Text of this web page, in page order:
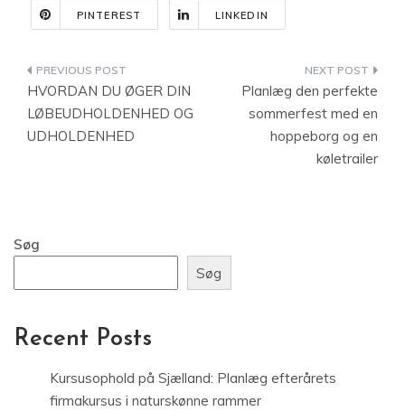
PINTEREST LINKEDIN
Indlægsnavigation
HVORDAN DU ØGER DIN
LØBEUDHOLDENHED OG
UDHOLDENHED
Planlæg den perfekte
sommerfest med en
hoppeborg og en
køletrailer
Søg
Søg
Recent Posts
Kursusophold på Sjælland: Planlæg efterårets
firmakursus i naturskønne rammer